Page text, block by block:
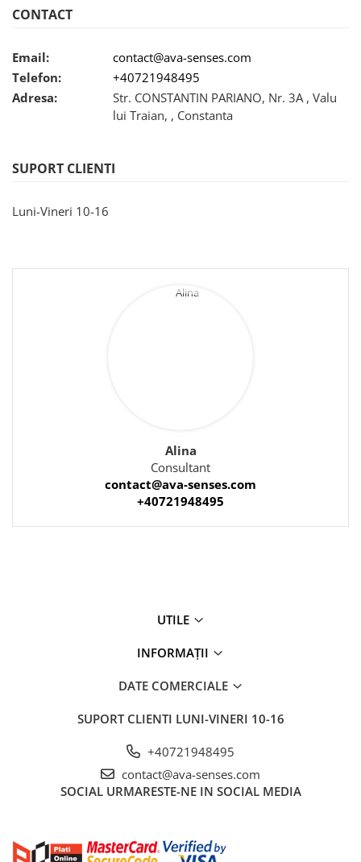
CONTACT
Email:
contact@ava-senses.com
Telefon:
+40721948495
Adresa:
Str. CONSTANTIN PARIANO, Nr. 3A , Valu
lui Traian, , Constanta
SUPORT CLIENTI
Luni-Vineri 10-16
Alina
Consultant
contact@ava-senses.com
+40721948495
UTILE
INFORMAȚII
DATE COMERCIALE
SUPORT CLIENTI LUNI-VINERI 10-16
+40721948495
contact@ava-senses.com
SOCIAL URMARESTE-NE IN SOCIAL MEDIA